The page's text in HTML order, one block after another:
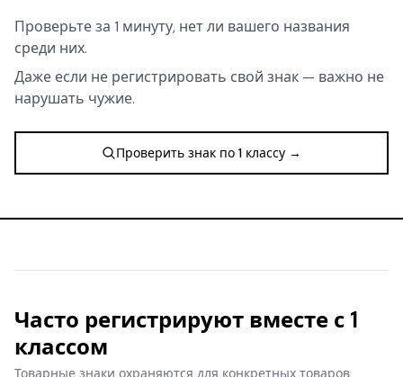
Проверьте за 1 минуту, нет ли вашего названия
среди них.
Даже если не регистрировать свой знак — важно не
нарушать чужие.
Проверить знак по 1 классу →
Часто регистрируют вместе с 1
классом
Товарные знаки охраняются для конкретных товаров.